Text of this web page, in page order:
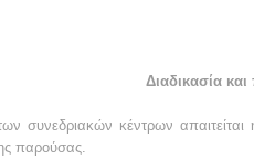
Διαδικασία
των συνεδριακών κέντρων
παρούσας.